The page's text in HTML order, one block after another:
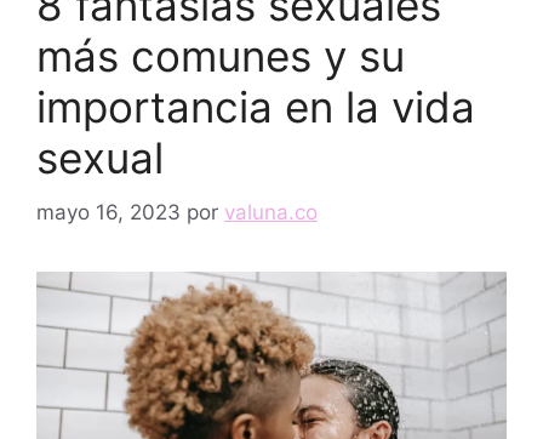
más comunes y su
importancia en la vida
sexual
mayo 16, 2023 por valuna.co